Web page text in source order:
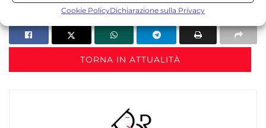
prestazioni degli annunci, Misurare le prestazioni dei contenuti,
combinazione di dati provenienti da fonti diverse.
pubblicità personalizzata, Utilizzare profili per la selezione di
pubblicità personalizzata, Creare profili per la personalizzazione
Cookie PolicyDichiarazione sulla Privacy
TORNA IN ATTUALITÀ